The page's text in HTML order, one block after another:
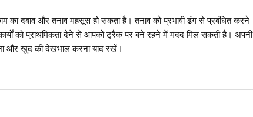
का दबाव और तनाव महसूस हो सकता है। तनाव को प्रभावी ढंग से प्रबंधित करने
को प्राथमिकता देने से आपको ट्रैक पर बने रहने में मदद मिल सकती है। अपनी
और खुद की देखभाल करना याद रखें।